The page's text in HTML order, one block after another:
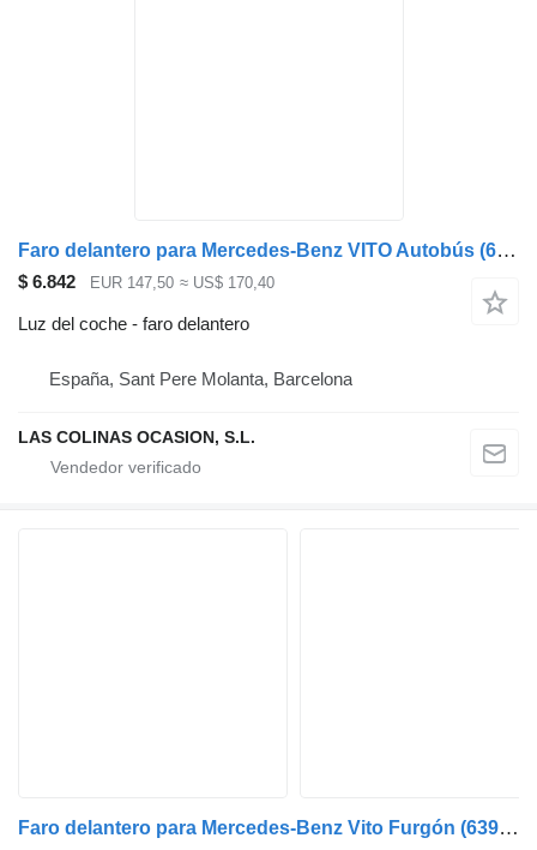
Faro delantero para Mercedes-Benz VITO Autobús (638) camión
$ 6.842 EUR 147,50 ≈ US$ 170,40
Luz del coche - faro delantero
España, Sant Pere Molanta, Barcelona
LAS COLINAS OCASION, S.L.
Faro delantero para Mercedes-Benz Vito Furgón (639)(06.2003->) camión